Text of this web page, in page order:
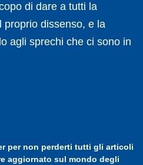
di dare a tutti la
proprio dissenso, e la
agli sprechi che ci sono in
per non perderti tutti gli articoli
aggiornato sul mondo degli